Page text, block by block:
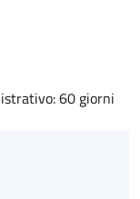
60 giorni